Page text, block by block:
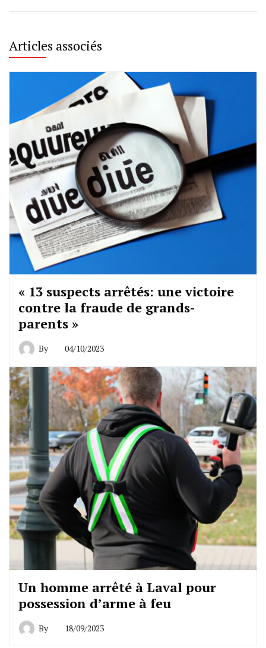
Articles associés
« 13 suspects arrêtés: une victoire
contre la fraude de grands-
parents »
By 04/10/2023
Un homme arrêté à Laval pour
possession d’arme à feu
By 18/09/2023